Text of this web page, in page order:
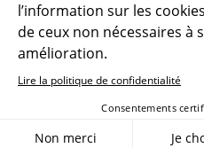
Créer un compte Se connecter
Gestion
l’information sur les
de ceux non nécessaires
amélioration.
Lire la politique de confidentialité
Consentements
Non merci Je